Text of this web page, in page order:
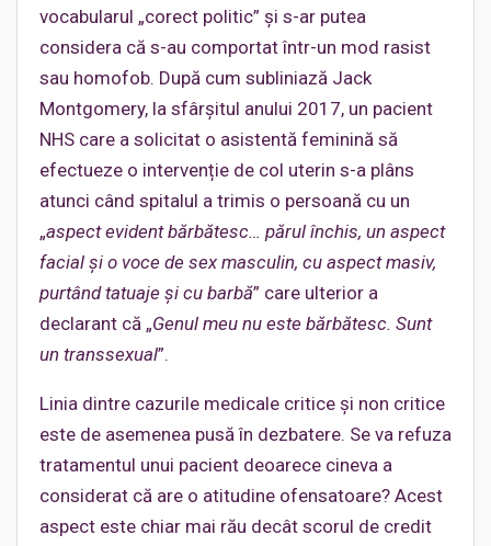
vocabularul „corect politic” și s-ar putea
considera că s-au comportat într-un mod rasist
sau homofob. După cum subliniază Jack
Montgomery, la sfârșitul anului 2017, un pacient
NHS care a solicitat o asistentă feminină să
efectueze o intervenție de col uterin s-a plâns
atunci când spitalul a trimis o persoană cu un
„aspect evident bărbătesc… părul închis, un aspect
facial și o voce de sex masculin, cu aspect masiv,
purtând tatuaje și cu barbă” care ulterior a
declarant că „Genul meu nu este bărbătesc. Sunt
un transsexual”.
Linia dintre cazurile medicale critice și non critice
este de asemenea pusă în dezbatere. Se va refuza
tratamentul unui pacient deoarece cineva a
considerat că are o atitudine ofensatoare? Acest
aspect este chiar mai rău decât scorul de credit